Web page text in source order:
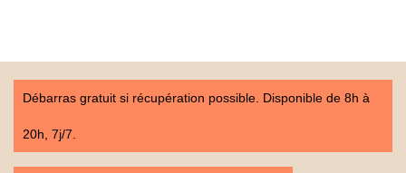
Débarras gratuit si récupération possible. Disponible de 8h à
20h, 7j/7.